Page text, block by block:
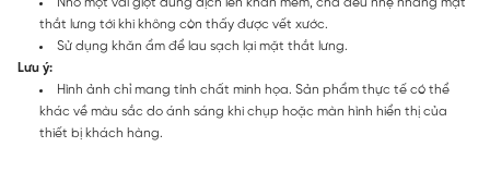
thắt lưng tới khi không còn thấy được vết xước.
Sử dụng khăn ẩm để lau sạch lại mặt thắt lưng.
Lưu ý:
Hình ảnh chỉ mang tính chất minh họa. Sản phẩm thực tế có thể
khác về màu sắc do ánh sáng khi chụp hoặc màn hình hiển thị của
thiết bị khách hàng.